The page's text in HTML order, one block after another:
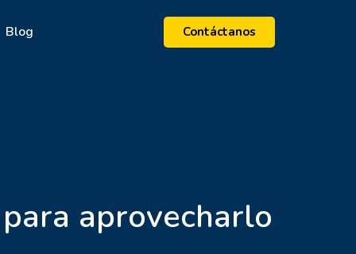
Blog Contáctanos
aprovecharlo